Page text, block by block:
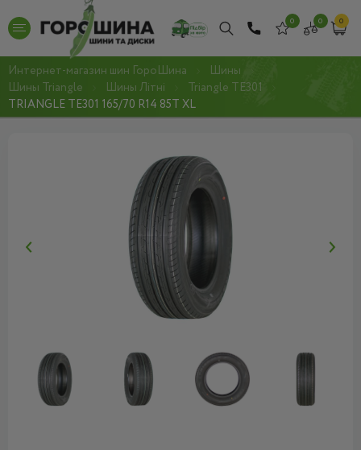
0 0 0
Интернет-магазин шин ГороШина
Шины
Шины Triangle
Шины Літні
Triangle TE301
TRIANGLE TE301 165/70 R14 85T XL